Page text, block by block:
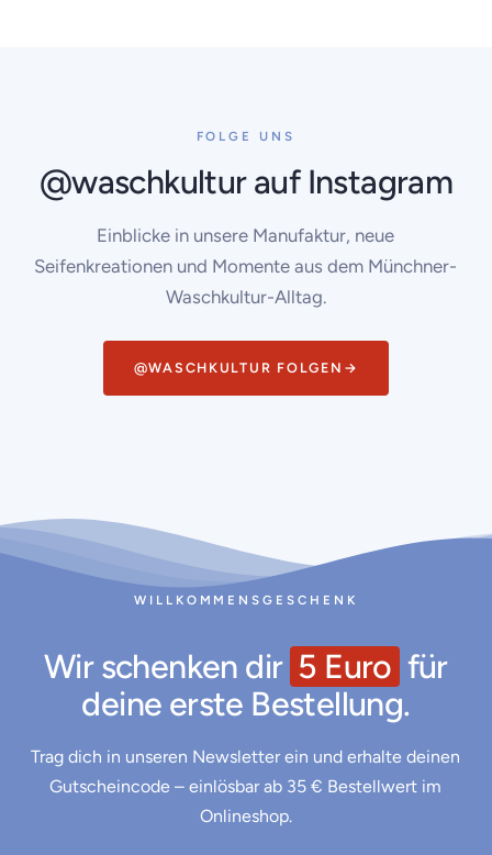
FOLGE UNS
@waschkultur auf Instagram
Einblicke in unsere Manufaktur, neue
Seifenkreationen und Momente aus dem Münchner-
Waschkultur-Alltag.
@WASCHKULTUR FOLGEN →
WILLKOMMENSGESCHENK
Wir schenken dir 5 Euro für
deine erste Bestellung.
Trag dich in unseren Newsletter ein und erhalte deinen
Gutscheincode – einlösbar ab 35 € Bestellwert im
Onlineshop.